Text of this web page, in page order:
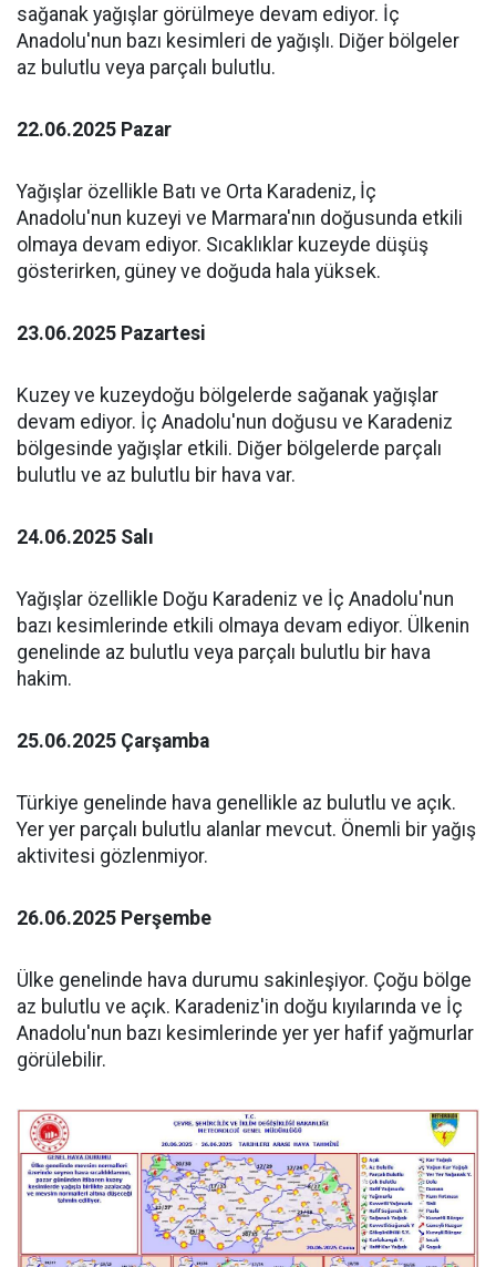
sağanak yağışlar görülmeye devam ediyor. İç
Anadolu'nun bazı kesimleri de yağışlı. Diğer bölgeler
az bulutlu veya parçalı bulutlu.
22.06.2025 Pazar
Yağışlar özellikle Batı ve Orta Karadeniz, İç
Anadolu'nun kuzeyi ve Marmara'nın doğusunda etkili
olmaya devam ediyor. Sıcaklıklar kuzeyde düşüş
gösterirken, güney ve doğuda hala yüksek.
23.06.2025 Pazartesi
Kuzey ve kuzeydoğu bölgelerde sağanak yağışlar
devam ediyor. İç Anadolu'nun doğusu ve Karadeniz
bölgesinde yağışlar etkili. Diğer bölgelerde parçalı
bulutlu ve az bulutlu bir hava var.
24.06.2025 Salı
Yağışlar özellikle Doğu Karadeniz ve İç Anadolu'nun
bazı kesimlerinde etkili olmaya devam ediyor. Ülkenin
genelinde az bulutlu veya parçalı bulutlu bir hava
hakim.
25.06.2025 Çarşamba
Türkiye genelinde hava genellikle az bulutlu ve açık.
Yer yer parçalı bulutlu alanlar mevcut. Önemli bir yağış
aktivitesi gözlenmiyor.
26.06.2025 Perşembe
Ülke genelinde hava durumu sakinleşiyor. Çoğu bölge
az bulutlu ve açık. Karadeniz'in doğu kıyılarında ve İç
Anadolu'nun bazı kesimlerinde yer yer hafif yağmurlar
görülebilir.